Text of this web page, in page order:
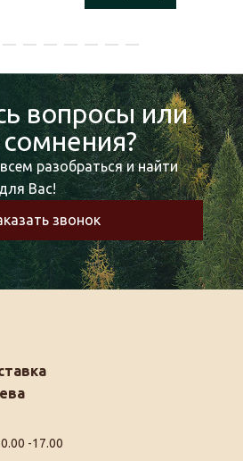
вопросы или
разобраться и найти
Вас!
звонок
-17.00